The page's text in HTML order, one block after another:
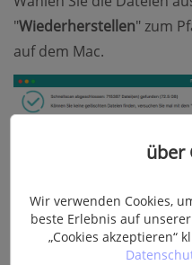
"Wiederherstellen" zum
auf dem Mac.
über
Wir verwenden Cookies,
beste Erlebnis auf
„Cookies akzeptieren“